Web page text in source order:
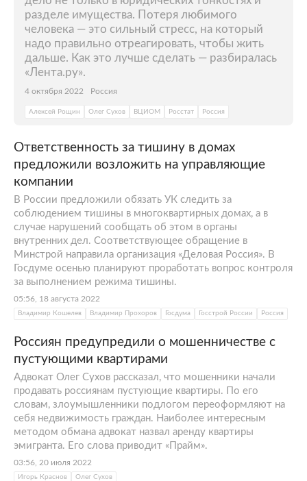
разделе имущества. Потеря любимого
человека — это сильный стресс, на который
надо правильно отреагировать, чтобы жить
дальше. Как это лучше сделать — разбиралась
«Лента.ру».
4 октября 2022 Россия
Алексей Рощин Олег Сухов ВЦИОМ Росстат Россия
Ответственность за тишину в домах
предложили возложить на управляющие
компании
В России предложили обязать УК следить за
соблюдением тишины в многоквартирных домах, а в
случае нарушений сообщать об этом в органы
внутренних дел. Соответствующее обращение в
Минстрой направила организация «Деловая Россия». В
Госдуме осенью планируют проработать вопрос контроля
за выполнением режима тишины.
05:56, 18 августа 2022
Владимир Кошелев Владимир Прохоров Госдума Госстрой России Россия
Россиян предупредили о мошенничестве с
пустующими квартирами
Адвокат Олег Сухов рассказал, что мошенники начали
продавать россиянам пустующие квартиры. По его
словам, злоумышленники подлогом переоформляют на
себя недвижимость граждан. Наиболее интересным
методом обмана адвокат назвал аренду квартиры
эмигранта. Его слова приводит «Прайм».
03:56, 20 июля 2022
Игорь Краснов Олег Сухов